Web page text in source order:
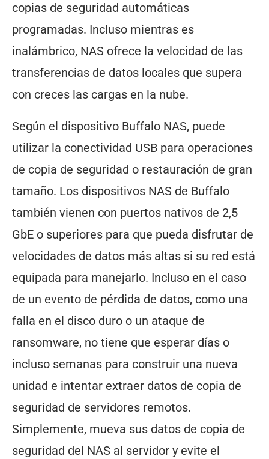
copias de seguridad automáticas
programadas. Incluso mientras es
inalámbrico, NAS ofrece la velocidad de las
transferencias de datos locales que supera
con creces las cargas en la nube.
Según el dispositivo Buffalo NAS, puede
utilizar la conectividad USB para operaciones
de copia de seguridad o restauración de gran
tamaño. Los dispositivos NAS de Buffalo
también vienen con puertos nativos de 2,5
GbE o superiores para que pueda disfrutar de
velocidades de datos más altas si su red está
equipada para manejarlo. Incluso en el caso
de un evento de pérdida de datos, como una
falla en el disco duro o un ataque de
ransomware, no tiene que esperar días o
incluso semanas para construir una nueva
unidad e intentar extraer datos de copia de
seguridad de servidores remotos.
Simplemente, mueva sus datos de copia de
seguridad del NAS al servidor y evite el